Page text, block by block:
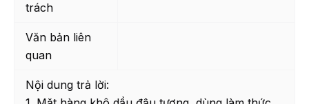
trách
Văn bản liên
quan
Nội dung trả lời: